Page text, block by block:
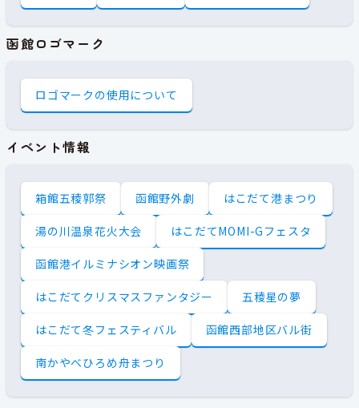
函館ロゴマーク
ロゴマークの使用について
イベント情報
箱館五稜郭祭 函館野外劇 はこだて港まつり
湯の川温泉花火大会 はこだてMOMI-Gフェスタ
函館港イルミナシオン映画祭
はこだてクリスマスファンタジー 五稜星の夢
はこだて冬フェスティバル 函館西部地区バル街
南かやべひろめ舟まつり